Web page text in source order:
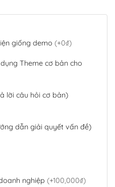
giống demo (+0₫)
Theme cơ bản cho
lời câu hỏi cơ bản)
dẫn giải quyết vấn đề)
nghiệp (+100,000₫)